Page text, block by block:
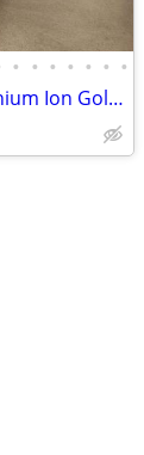
• • • • • • •
2026 Denago Nomad XL Plus Lithium Ion Golf Cart, Aqua